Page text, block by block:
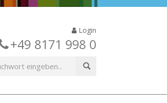
Login
+49 8171 998 0